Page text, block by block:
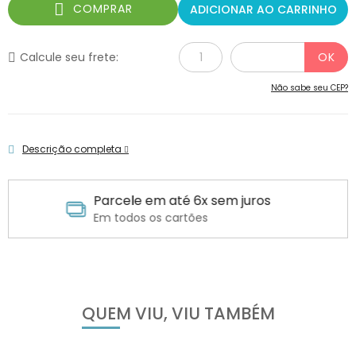
COMPRAR ADICIONAR AO CARRINHO
Calcule seu frete:
Não sabe seu CEP?
Descrição completa
Parcele em até 6x sem juros
Em todos os cartões
QUEM VIU, VIU TAMBÉM